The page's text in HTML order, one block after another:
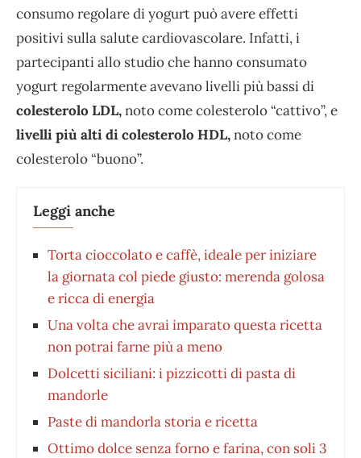
consumo regolare di yogurt può avere effetti
positivi sulla salute cardiovascolare. Infatti, i
partecipanti allo studio che hanno consumato
yogurt regolarmente avevano livelli più bassi di
colesterolo LDL,noto come colesterolo “cattivo”, e
livelli più alti di colesterolo HDL,noto come
colesterolo “buono”.
Leggi anche
Torta cioccolato e caffè, ideale per iniziare
la giornata col piede giusto: merenda golosa
e ricca di energia
Una volta che avrai imparato questa ricetta
non potrai farne più a meno
Dolcetti siciliani: i pizzicotti di pasta di
mandorle
Paste di mandorla storia e ricetta
Ottimo dolce senza forno e farina, con soli 3